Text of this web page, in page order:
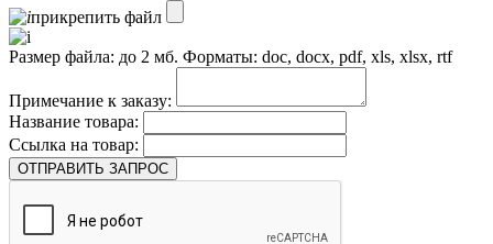
прикрепить файл
Размер файла: до 2 мб. Форматы: doc, docx, pdf, xls, xlsx, rtf
Примечание к заказу:
Название товара:
Ссылка на товар:
ОТПРАВИТЬ ЗАПРОС